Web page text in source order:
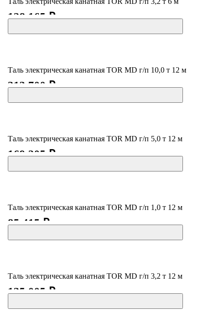
128 165 ₽
Таль электрическая канатная TOR MD г/п 10,0 т 12 м
313 700 ₽
Таль электрическая канатная TOR MD г/п 5,0 т 12 м
169 205 ₽
Таль электрическая канатная TOR MD г/п 1,0 т 12 м
85 415 ₽
Таль электрическая канатная TOR MD г/п 3,2 т 12 м
135 005 ₽